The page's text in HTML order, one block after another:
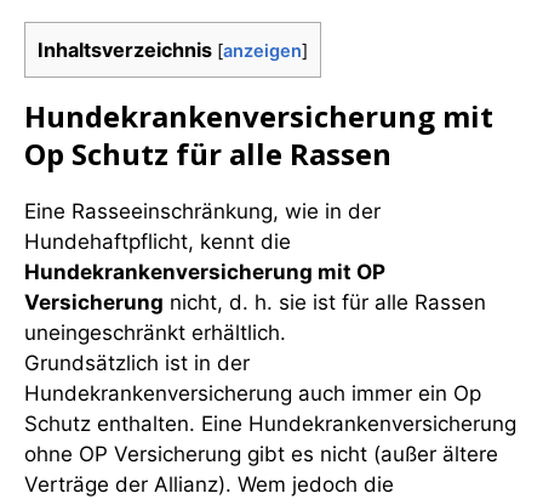
Inhaltsverzeichnis [anzeigen]
Hundekrankenversicherung mit
Op Schutz für alle Rassen
Eine Rasseeinschränkung, wie in der
Hundehaftpflicht, kennt die
Hundekrankenversicherung mit OP
Versicherung nicht, d. h. sie ist für alle Rassen
uneingeschränkt erhältlich.
Grundsätzlich ist in der
Hundekrankenversicherung auch immer ein Op
Schutz enthalten. Eine Hundekrankenversicherung
ohne OP Versicherung gibt es nicht (außer ältere
Verträge der Allianz). Wem jedoch die